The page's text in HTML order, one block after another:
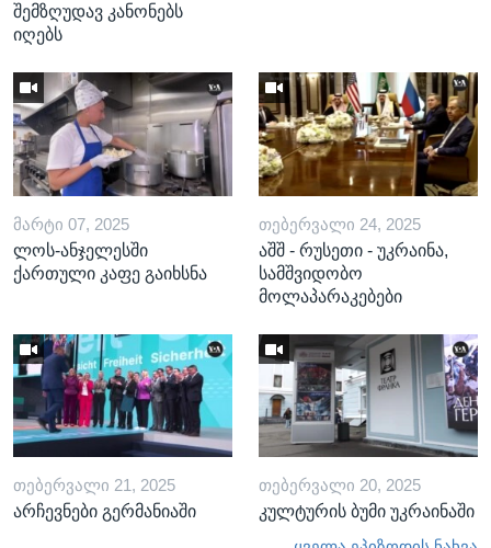
შემზღუდავ კანონებს
იღებს
ᲛᲐᲠᲢᲘ 07, 2025
ლოს-ანჯელესში
ქართული კაფე გაიხსნა
ᲗᲔᲑᲔᲠᲕᲐᲚᲘ 24, 2025
აშშ - რუსეთი - უკრაინა,
სამშვიდობო
მოლაპარაკებები
ᲗᲔᲑᲔᲠᲕᲐᲚᲘ 21, 2025
არჩევნები გერმანიაში
ᲗᲔᲑᲔᲠᲕᲐᲚᲘ 20, 2025
კულტურის ბუმი უკრაინაში